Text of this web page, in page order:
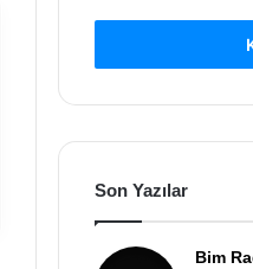
Son Yazılar
Bim